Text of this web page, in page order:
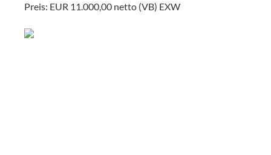
Preis: EUR 11.000,00 netto (VB) EXW